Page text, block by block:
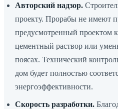
Авторский надзор.
проекту. Прорабы не имеют
предусмотренный проектом
цементный раствор или
поясах. Технический
дом будет полностью
энергоэффективности.
Скорость разработки.